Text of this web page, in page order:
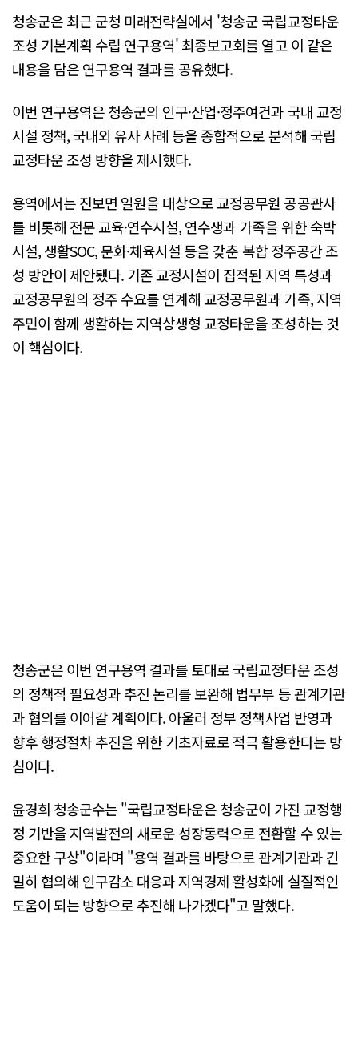
청송군은 최근 군청 미래전략실에서 '청송군 국립교정타운
조성 기본계획 수립 연구용역' 최종보고회를 열고 이 같은
내용을 담은 연구용역 결과를 공유했다.
이번 연구용역은 청송군의 인구·산업·정주여건과 국내 교정
시설 정책, 국내외 유사 사례 등을 종합적으로 분석해 국립
교정타운 조성 방향을 제시했다.
용역에서는 진보면 일원을 대상으로 교정공무원 공공관사
를 비롯해 전문 교육·연수시설, 연수생과 가족을 위한 숙박
시설, 생활SOC, 문화·체육시설 등을 갖춘 복합 정주공간 조
성 방안이 제안됐다. 기존 교정시설이 집적된 지역 특성과
교정공무원의 정주 수요를 연계해 교정공무원과 가족, 지역
주민이 함께 생활하는 지역상생형 교정타운을 조성하는 것
이 핵심이다.
청송군은 이번 연구용역 결과를 토대로 국립교정타운 조성
의 정책적 필요성과 추진 논리를 보완해 법무부 등 관계기관
과 협의를 이어갈 계획이다. 아울러 정부 정책사업 반영과
향후 행정절차 추진을 위한 기초자료로 적극 활용한다는 방
침이다.
윤경희 청송군수는 "국립교정타운은 청송군이 가진 교정행
정 기반을 지역발전의 새로운 성장동력으로 전환할 수 있는
중요한 구상"이라며 "용역 결과를 바탕으로 관계기관과 긴
밀히 협의해 인구감소 대응과 지역경제 활성화에 실질적인
도움이 되는 방향으로 추진해 나가겠다"고 말했다.